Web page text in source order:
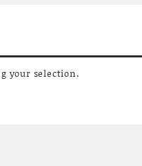
your selection.